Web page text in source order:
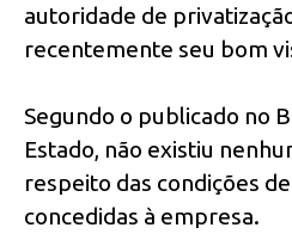
autoridade de
recentemente seu bom
Segundo o publicado no
Estado, não existiu
respeito das condições
concedidas à empresa.